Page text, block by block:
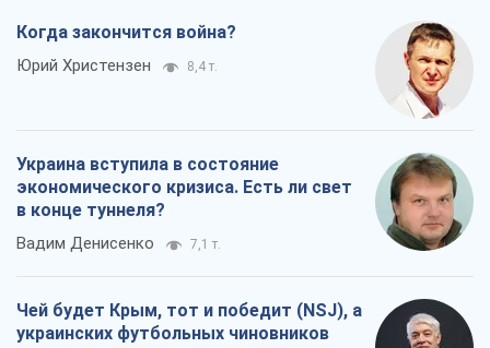
Когда закончится война?
Юрий Христензен 8,4 т.
Украина вступила в состояние
экономического кризиса. Есть ли свет
в конце туннеля?
Вадим Денисенко 7,1 т.
Чей будет Крым, тот и победит (NSJ), а
украинских футбольных чиновников